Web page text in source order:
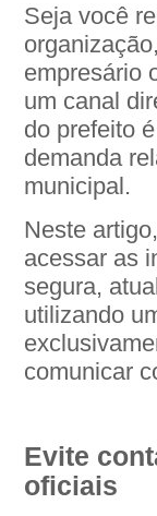
Seja você
empresário
um canal
do prefeito
demanda
municipal.
Neste
acessar as
segura,
utilizando
comunicar
Evite
oficiais